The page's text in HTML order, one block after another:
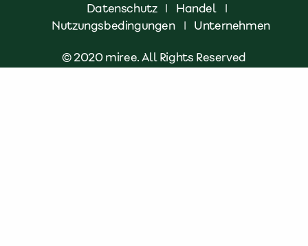
Datenschutz | Handel
|
Nutzungsbedingungen
| Unternehmen
© 2020 miree. All Rights Reserved